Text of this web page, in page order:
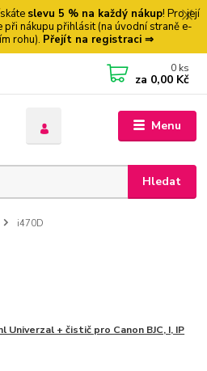
slevu 5 % na každý nákup! Pro její
při nákupu přihlásit (na úvodní straně e-
rohu). Přejít na registraci ⇒
Menu
Hledat
0 ks
za 0,00 Kč
i470D
Univerzal + čistič pro Canon BJC, I, IP